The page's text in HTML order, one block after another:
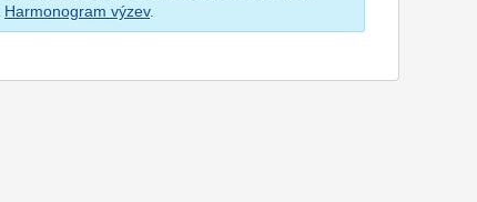
Harmonogram výzev.